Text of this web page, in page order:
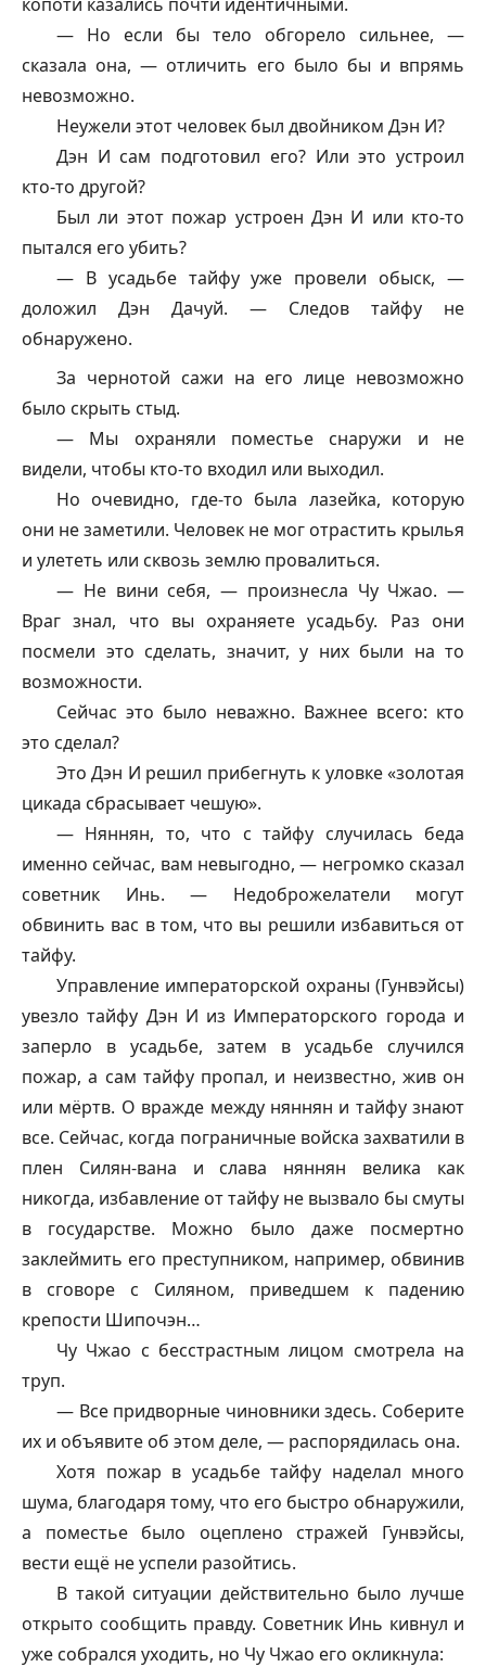
— Но если бы тело обгорело сильнее, —
сказала она, — отличить его было бы и впрямь
невозможно.
Неужели этот человек был двойником Дэн И?
Дэн И сам подготовил его? Или это устроил
кто-то другой?
Был ли этот пожар устроен Дэн И или кто-то
пытался его убить?
— В усадьбе тайфууже провели обыск, —
доложил Дэн Дачуй. — Следов тайфу не
обнаружено.
За чернотой сажи на его лице невозможно
было скрыть стыд.
— Мы охраняли поместье снаружи и не
видели, чтобы кто-то входил или выходил.
Но очевидно, где-то была лазейка, которую
они не заметили. Человек не мог отрастить крылья
и улететь или сквозь землю провалиться.
— Не вини себя, — произнесла Чу Чжао. —
Враг знал, что вы охраняете усадьбу. Раз они
посмели это сделать, значит, у них были на то
возможности.
Сейчас это было неважно. Важнее всего: кто
это сделал?
Это Дэн И решил прибегнуть к уловке «золотая
цикада сбрасывает чешую».
— Няннян, то, что стайфу случилась беда
именно сейчас, вам невыгодно, — негромко сказал
советник Инь. — Недоброжелатели могут
обвинить вас в том, что вы решили избавиться от
тайфу.
Управление императорской охраны (Гунвэйсы)
увезлотайфу Дэн И из Императорского города и
заперло в усадьбе, затем в усадьбе случился
пожар, а сам тайфупропал, и неизвестно, жив он
или мёртв. О вражде между няннян и тайфузнают
все. Сейчас, когда пограничные войска захватили в
плен Силян-вана и слава няннян велика как
никогда, избавление оттайфу не вызвало бы смуты
в государстве. Можно было даже посмертно
заклеймить его преступником, например, обвинив
в сговоре с Силяном, приведшем к падению
крепости Шипочэн…
Чу Чжао с бесстрастным лицом смотрела на
труп.
— Все придворные чиновники здесь. Соберите
их и объявите об этом деле, — распорядилась она.
Хотя пожар в усадьбе тайфу наделал много
шума, благодаря тому, что его быстро обнаружили,
а поместье было оцеплено стражей Гунвэйсы,
вести ещё не успели разойтись.
В такой ситуации действительно было лучше
открыто сообщить правду. Советник Инь кивнул и
уже собрался уходить, но Чу Чжао его окликнула: